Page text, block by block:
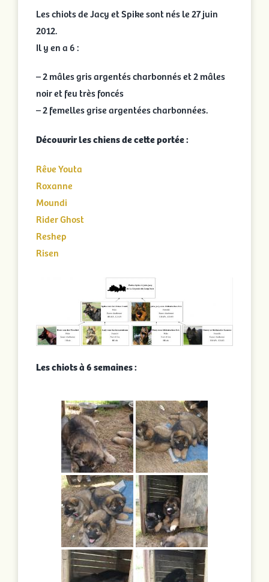
Les chiots de Jacy et Spike sont nés le 27 juin
2012.
Il y en a 6 :
– 2 mâles gris argentés charbonnés et 2 mâles
noir et feu très foncés
– 2 femelles grise argentées charbonnées.
Découvrir les chiens de cette portée :
Rêve Youta
Roxanne
Moundi
Rider Ghost
Reshep
Risen
Les chiots à 6 semaines :